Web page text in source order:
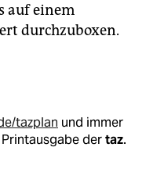
auf einem
durchzuboxen.
tazplan und immer
dertaz.